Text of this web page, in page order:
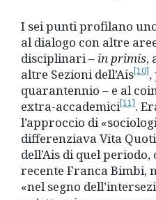
I sei punti profilano
al dialogo con altre
disciplinari – in primis,
altre Sezioni dell’Ais[10],
quarantennio – e al
extra-accademici[11].
l’approccio di
differenziava Vita
dell’Ais di quel
recente Franca Bimbi,
«nel segno